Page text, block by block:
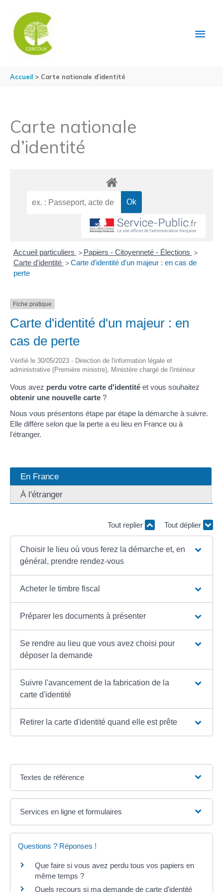
Accueil Carte nationale d’identité
Carte nationale
d’identité
Accueil particuliers > Papiers - Citoyenneté - Élections >
Carte d'identité > Carte d'identité d'un majeur : en cas de
perte
Fiche pratique
Carte d'identité d'un majeur : en
cas de perte
Vérifié le 30/05/2023 - Direction de l'information légale et
administrative (Première ministre), Ministère chargé de l'intérieur
Vous avez perdu votre carte d'identité et vous souhaitez
obtenir une nouvelle carte ?
Nous vous présentons étape par étape la démarche à suivre.
Elle diffère selon que la perte a eu lieu en France ou à
l'étranger.
En France
À l'étranger
Tout replier Tout déplier
Choisir le lieu où vous ferez la démarche et, en
général, prendre rendez-vous
Acheter le timbre fiscal
Préparer les documents à présenter
Se rendre au lieu que vous avez choisi pour
déposer la demande
Suivre l'avancement de la fabrication de la
carte d'identité
Retirer la carte d'identité quand elle est prête
Textes de référence
Services en ligne et formulaires
Questions ? Réponses !
Que faire si vous avez perdu tous vos papiers en
même temps ?
Quels recours si ma demande de carte d'identité